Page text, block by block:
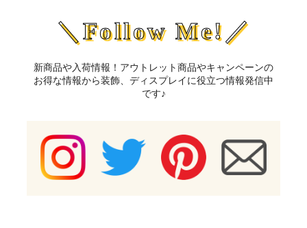
＼Follow Me!／
新商品や入荷情報！アウトレット商品やキャンペーンの
お得な情報から装飾、ディスプレイに役立つ情報発信中
です♪